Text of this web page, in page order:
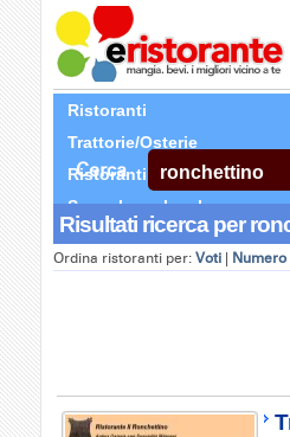
Ristoranti
Trattorie/Osterie
Ristoranti Etnici
Segnala un locale
Cerca
Risultati ricerca per
Ordina ristoranti per: Voti Numero